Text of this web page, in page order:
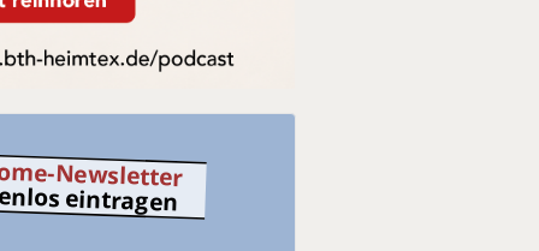
Newsletter
eintragen